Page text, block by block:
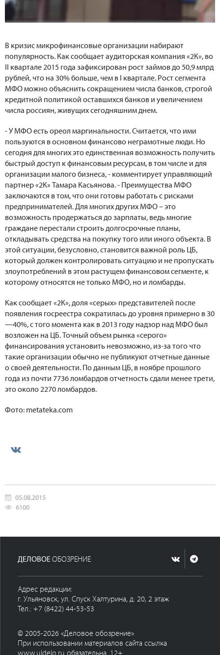
В кризис микрофинансовые организации набирают
популярность. Как сообщаетаудиторская компания «2К», во
II квартале 2015 года зафиксирован рост займов до 50,9 млрд
рублей, что на 30% больше, чем в I квартале. Рост сегмента
МФО можно объяснить сокращением числа банков, строгой
кредитной политикой оставшихся банков и увеличением
числа россиян, живущих сегодняшним днем.
- У МФО есть ореол маргинальности. Считается, что ими
пользуются в основном финансово неграмотные люди. Но
сегодня для многих это единственная возможность получить
быстрый доступ к финансовым ресурсам, в том числе и для
организации малого бизнеса, - комментируетуправляющий
партнер «2К» Тамара Касьянова. - Преимущества МФО
заключаются в том, что они готовы работать с рисками
предпринимателей. Для многих других МФО – это
возможность продержаться до зарплаты, ведь многие
граждане перестали строить долгосрочные планы,
откладывать средства на покупку того или иного объекта. В
этой ситуации, безусловно, становится важной роль ЦБ,
который должен контролировать ситуацию и не пропускать
злоупотреблений в этом растущем финансовом сегменте, к
которому относятся не только МФО, но и ломбарды.
Как сообщает «2К», доля «серых» представителей после
появления госреестра сократилась до уровня примерно в 30
—40%, с того момента как в 2013 году надзор над МФО был
возложен на ЦБ. Точный объем рынка «серого»
финансирования установить невозможно, из-за того что
такие организации обычно не публикуют отчетные данные
о своей деятельности. По данным ЦБ, в ноябре прошлого
года из почти 7736 ломбардов отчетность сдали менее трети,
это около 2270 ломбардов.
Фото: metateka.com
05.08.2015
6100
ДЕЛОВОЕОБОЗРЕНИЕ
Адрес редакции:
г. Ульяновск, ул. Спуск Халтурина, д. 20, 2 этаж
Тел.: +7 (8422) 44-53-53
© 2005-2026 «Деловое обозрение»
При использовании материалов сайта ссылка
www.uldelo.ru обязательна. 12+